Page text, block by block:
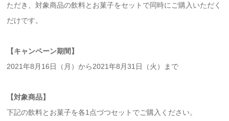
ただき、対象商品の飲料とお菓子をセットで同時にご購入いただく
だけです。
【キャンペーン期間】
2021年8月16日（月）から2021年8月31日（火）まで
【対象商品】
下記の飲料とお菓子を各1点づつセットでご購入ください。